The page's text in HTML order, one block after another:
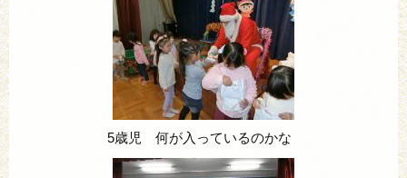
5歳児 何が入っているのかな